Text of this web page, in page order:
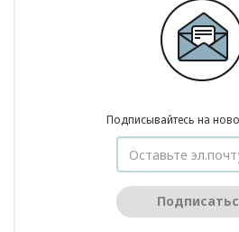
Подписывайтесь на